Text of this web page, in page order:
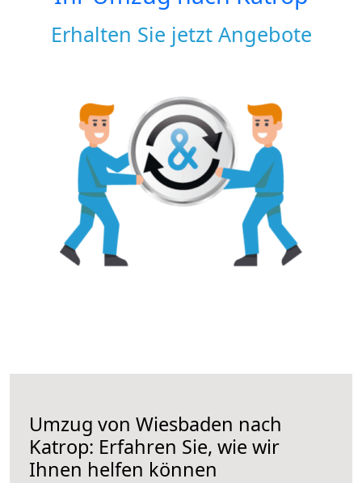
Erhalten Sie jetzt Angebote
Umzug von Wiesbaden nach
Katrop: Erfahren Sie, wie wir
Ihnen helfen können